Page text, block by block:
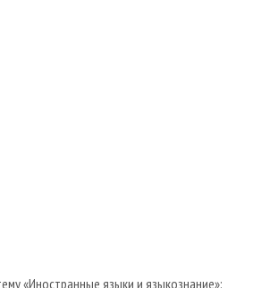
«Иностранные языки и языкознание»: